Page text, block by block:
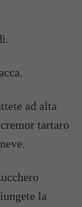
ad alta
tartaro
la